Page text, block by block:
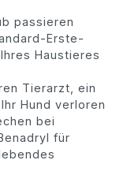
passieren
Erste-
Haustieres
Tierarzt, ein
Hund verloren
bei
für